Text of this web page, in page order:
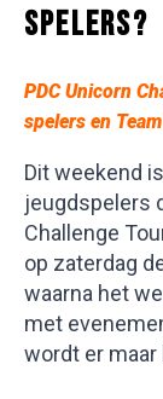
SPELERS?
PDC Unicorn
spelers en
Dit weekend
jeugdspelers
Challenge
op zaterdag
waarna het
met
wordt er